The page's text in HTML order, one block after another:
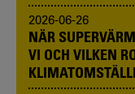
2026-06-26
NÄR
VI OCH VILKEN